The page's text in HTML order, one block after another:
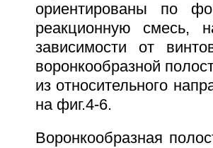
ориентированы по
реакционную смесь,
зависимости от
воронкообразной
из относительного
на фиг.4-6.
Воронкообразная